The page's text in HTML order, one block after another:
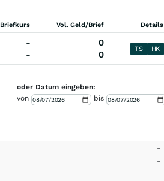
Briefkurs Vol. Geld/Brief Details
-
-
0
0
TS HK
oder Datum eingeben:
von
bis
-
-